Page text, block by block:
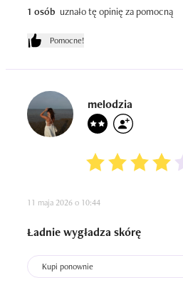
1 osób uznało tę opinię za pomocną
Pomocne!
melodzia
11 maja 2026 o 10:44
Ładnie wygładza skórę
Kupi ponownie